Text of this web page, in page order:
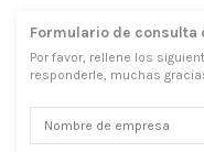
Formulario de consulta
Por favor, rellene los
responderle, muchas